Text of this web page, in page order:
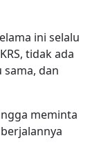
ini selalu
tidak ada
sama, dan
meminta